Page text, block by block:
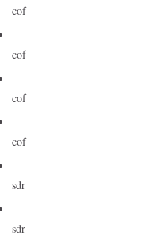
cof
cof
cof
cof
sdr
sdr